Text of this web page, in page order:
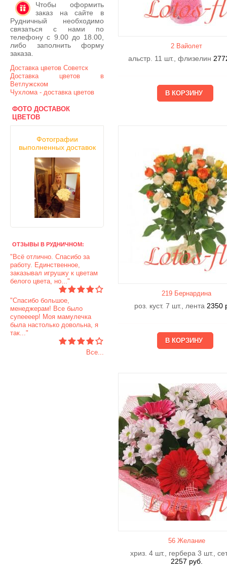
Чтобы оформить
заказ на сайте в
Рудничный необходимо
связаться с нами по
телефону с 9.00 до 18.00,
либо заполнить форму
заказа.
Доставка цветов Советск
Доставка цветов в
Ветлужском
Чухлома - доставка цветов
ФОТО ДОСТАВОК
ЦВЕТОВ
Фотографии
выполненных доставок
ОТЗЫВЫ В РУДНИЧНОМ:
"Всё отлично. Спасибо за
работу. Единственное,
заказывал игрушку к цветам
белого цвета, но..."
"Спасибо большое,
менеджерам! Все было
супеееер! Моя мамулечка
была настолько довольна, я
так..."
Все...
2 Вайолет
альстр. 11 шт., флизелин
219 Бернардина
роз. куст. 7 шт., лента 2350
56 Желание
хриз. 4 шт., гербера 3 шт.,
2257 руб.